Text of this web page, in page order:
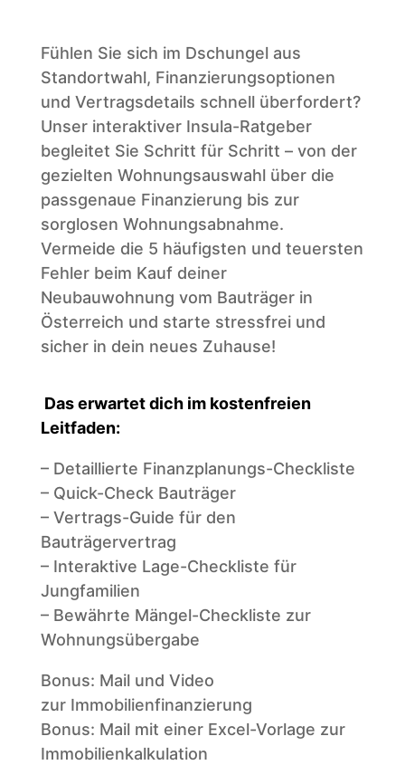
Fühlen Sie sich im Dschungel aus
Standortwahl, Finanzierungs­optionen
und Vertrags­details schnell überfordert?
Unser interaktiver Insula-Ratgeber
begleitet Sie Schritt für Schritt – von der
gezielten Wohnungsauswahl über die
passgenaue Finanzierung bis zur
sorglosen Wohnungs­abnahme.
Vermeide die 5 häufigsten und teuersten
Fehler beim Kauf deiner
Neubauwohnung vom Bauträger in
Österreich und starte stressfrei und
sicher in dein neues Zuhause!
Das erwartet dich im kostenfreien
Leitfaden:
– Detaillierte Finanzplanungs-Checkliste
– Quick-Check Bauträger
– Vertrags-Guide für den
Bauträgervertrag
– Interaktive Lage-Checkliste für
Jungfamilien
– Bewährte Mängel-Checkliste zur
Wohnungsübergabe
Bonus: Mail und Video
zur Immobilienfinanzierung
Bonus: Mail mit einer Excel-Vorlage zur
Immobilienkalkulation